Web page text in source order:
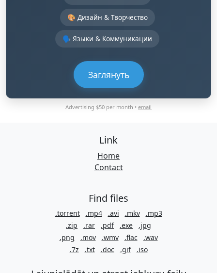
🎨 Дизайн & Творчество
🗣️ Языки & Коммуникации
Заглянуть
Advertising $50 per month • email
Link
Home
Contact
Find files
.torrent .mp4 .avi .mkv
.mp3
.zip
.rar .pdf .exe
.jpg
.png
.mov .wmv .flac
.wav
.7z
.txt .doc .gif .iso